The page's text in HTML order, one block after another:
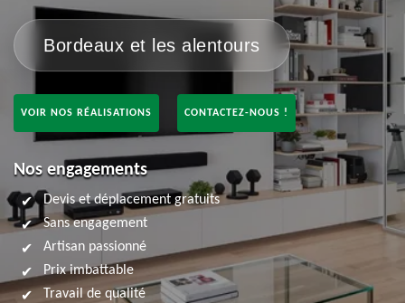
Bordeaux et les alentours
VOIR NOS RÉALISATIONS CONTACTEZ-NOUS !
Nos engagements
Devis et déplacement gratuits
Sans engagement
Artisan passionné
Prix imbattable
Travail de qualité